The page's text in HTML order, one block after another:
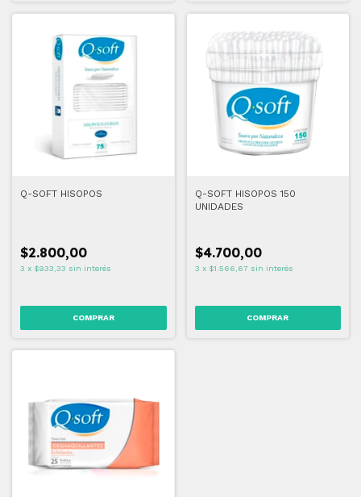
Q-SOFT HISOPOS
$2.800,00
3 x $933,33 sin interés
Q-SOFT HISOPOS 150
UNIDADES
$4.700,00
3 x $1.566,67 sin interés